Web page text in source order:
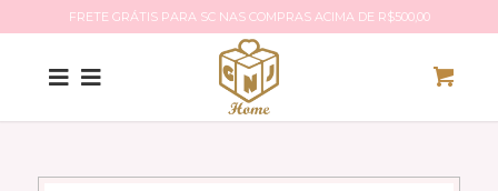
FRETE GRÁTIS PARA SC NAS COMPRAS ACIMA DE R$500,00